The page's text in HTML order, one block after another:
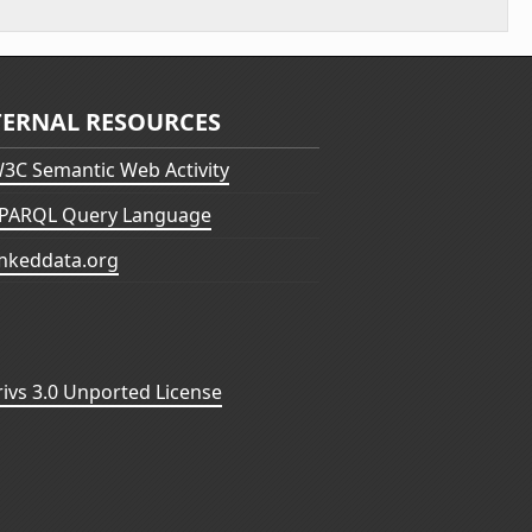
RESOURCES
Semantic Web Activity
Query Language
3.0 Unported License